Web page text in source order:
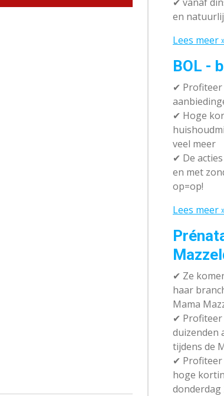
en
Lees meer
BOL -
✔ Profiteer
✔ Hoge
veel meer
✔ De
en met
op=op!
Lees meer
✔ Ze
haar
Mama
✔
duizenden
tijdens de
✔ Profiteer
hoge
donderdag